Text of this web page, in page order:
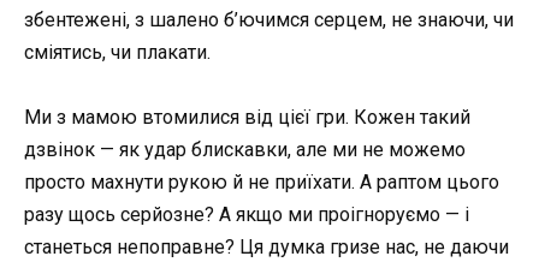
збентежені, з шалено б’ючимся серцем, не знаючи, чи
сміятись, чи плакати.
Ми з мамою втомилися від цієї гри. Кожен такий
дзвінок — як удар блискавки, але ми не можемо
просто махнути рукою й не приїхати. А раптом цього
разу щось серйозне? А якщо ми проігноруємо — і
станеться непоправне? Ця думка гризе нас, не даючи